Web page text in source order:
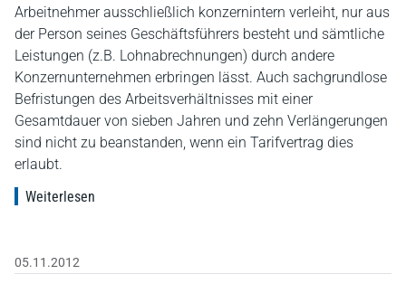
Arbeitnehmer ausschließlich konzernintern verleiht, nur aus
der Person seines Geschäftsführers besteht und sämtliche
Leistungen (z.B. Lohnabrechnungen) durch andere
Konzernunternehmen erbringen lässt. Auch sachgrundlose
Befristungen des Arbeitsverhältnisses mit einer
Gesamtdauer von sieben Jahren und zehn Verlängerungen
sind nicht zu beanstanden, wenn ein Tarifvertrag dies
erlaubt.
Weiterlesen
05.11.2012